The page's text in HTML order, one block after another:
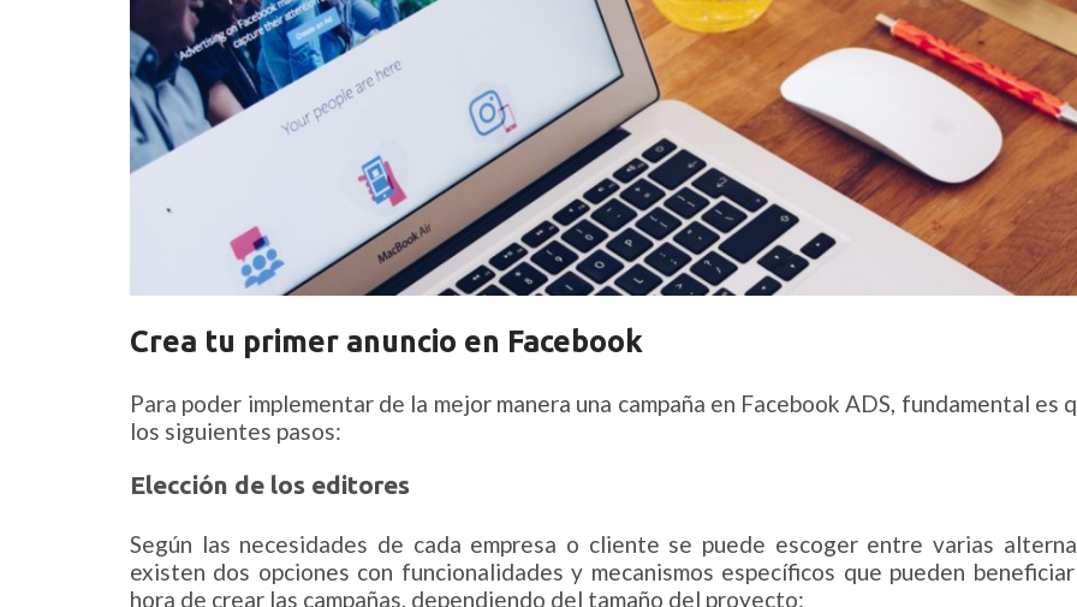
Crea tu primer anuncio en Facebook
Para poder implementar de la mejor manera una campaña en Facebook ADS, fundamental es
los siguientes pasos:
Elección de los editores
Según las necesidades de cada empresa o cliente se puede escoger entre varias
existen dos opciones con funcionalidades y mecanismos específicos que pueden
hora de crear las campañas, dependiendo del tamaño del proyecto: